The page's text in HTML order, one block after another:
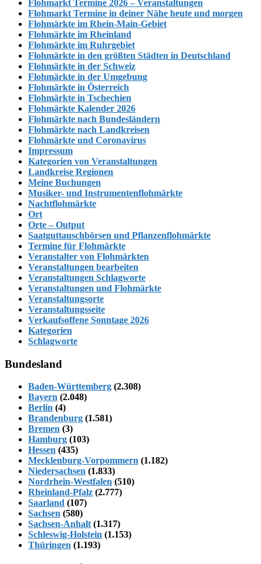
Flohmarkt Termine 2026 – Veranstaltungen
Flohmarkt Termine in deiner Nähe heute und morgen
Flohmärkte im Rhein-Main-Gebiet
Flohmärkte im Rheinland
Flohmärkte im Ruhrgebiet
Flohmärkte in den größten Städten in Deutschland
Flohmärkte in der Schweiz
Flohmärkte in der Umgebung
Flohmärkte in Österreich
Flohmärkte in Tschechien
Flohmärkte Kalender 2026
Flohmärkte nach Bundesländern
Flohmärkte nach Landkreisen
Flohmärkte und Coronavirus
Impressum
Kategorien von Veranstaltungen
Landkreise Regionen
Meine Buchungen
Musiker- und Instrumentenflohmärkte
Nachtflohmärkte
Ort
Orte – Output
Saatguttauschbörsen und Pflanzenflohmärkte
Termine für Flohmärkte
Veranstalter von Flohmärkten
Veranstaltungen bearbeiten
Veranstaltungen Schlagworte
Veranstaltungen und Flohmärkte
Veranstaltungsorte
Veranstaltungsseite
Verkaufsoffene Sonntage 2026
Kategorien
Schlagworte
Bundesland
Baden-Württemberg (2.308)
Bayern (2.048)
Berlin (4)
Brandenburg (1.581)
Bremen (3)
Hamburg (103)
Hessen (435)
Mecklenburg-Vorpommern (1.182)
Niedersachsen (1.833)
Nordrhein-Westfalen (510)
Rheinland-Pfalz (2.777)
Saarland (107)
Sachsen (580)
Sachsen-Anhalt (1.317)
Schleswig-Holstein (1.153)
Thüringen (1.193)